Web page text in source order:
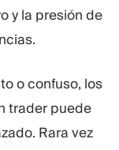
y la presión de
o confuso, los
trader puede
Rara vez